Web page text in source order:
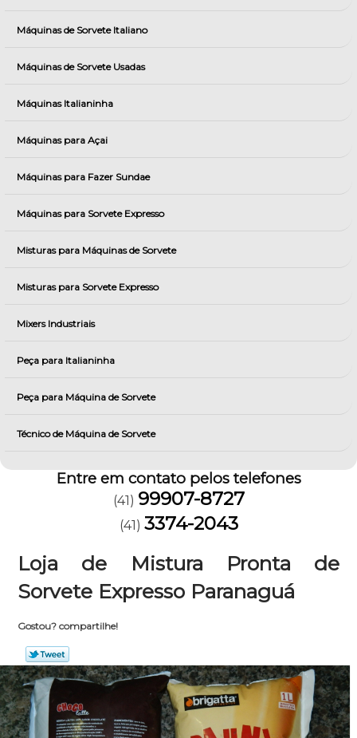
Máquinas de Sorvete Italiano
Máquinas de Sorvete Usadas
Máquinas Italianinha
Máquinas para Açai
Máquinas para Fazer Sundae
Máquinas para Sorvete Expresso
Misturas para Máquinas de Sorvete
Misturas para Sorvete Expresso
Mixers Industriais
Peça para Italianinha
Peça para Máquina de Sorvete
Técnico de Máquina de Sorvete
Entre em contato pelos telefones
(41) 99907-8727
(41) 3374-2043
Loja de Mistura Pronta de
Sorvete Expresso Paranaguá
Gostou? compartilhe!